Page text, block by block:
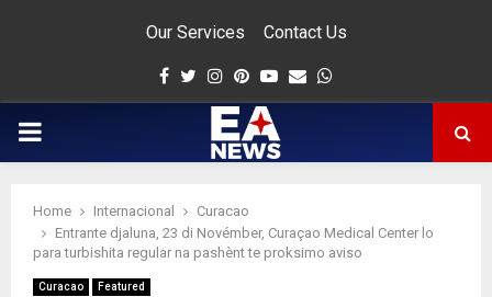
Our Services Contact Us
Facebook
Twitter
Instagram
Pinterest
Youtube
Email
PRIMARY
Home Internacional
Curacao
Entrante djaluna, 23 di Novémber, Curaçao Medical Center lo
para turbishita regular na pashènt te proksimo aviso
Curacao Featured